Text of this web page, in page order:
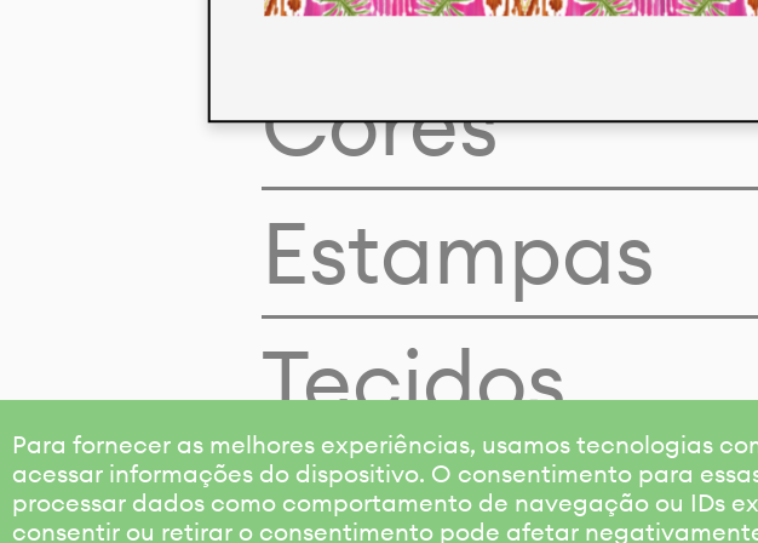
Para fornecer as melhores experiências, usamos tecnologias
acessar informações do dispositivo. O consentimento para
processar dados como comportamento de navegação ou IDs
consentir ou retirar o consentimento pode afetar
Cores
Estampas
Tecidos